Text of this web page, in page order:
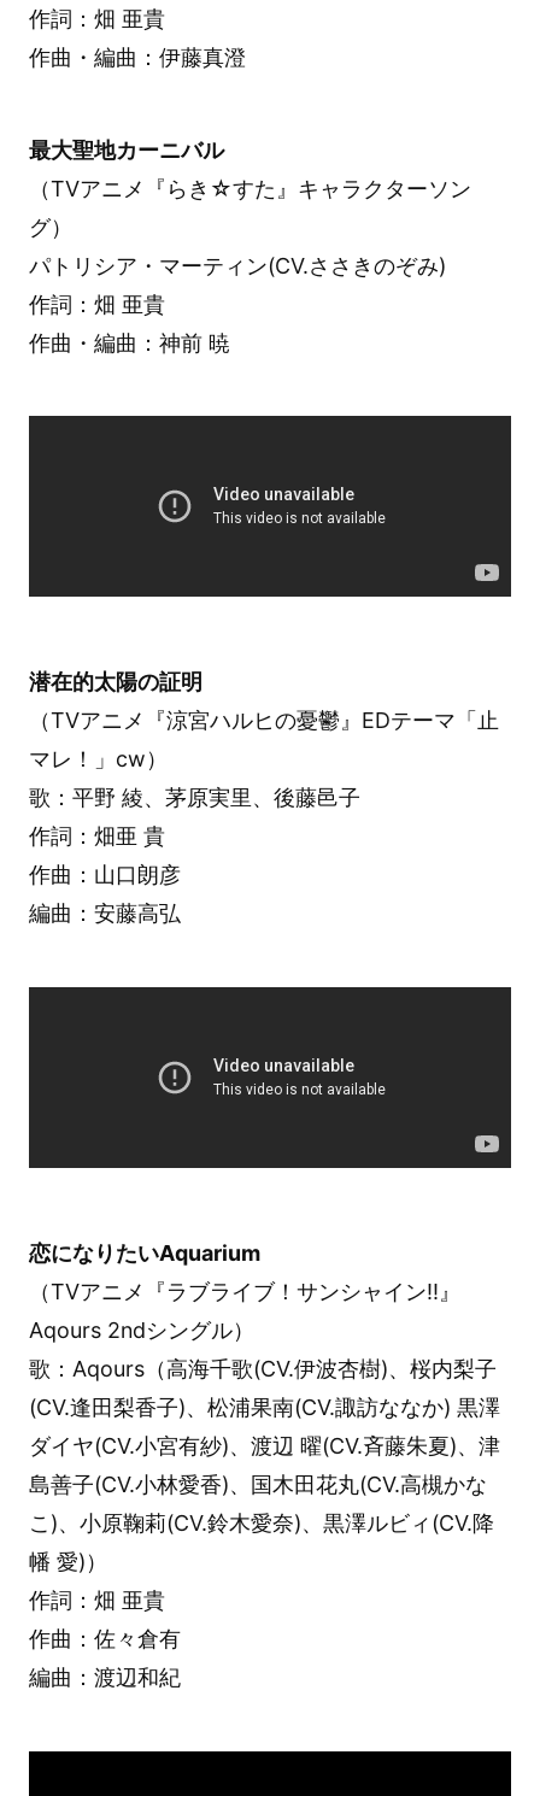
作詞：畑 亜貴
作曲・編曲：伊藤真澄
最大聖地カーニバル
（TVアニメ『らき☆すた』キャラクターソン
グ）
パトリシア・マーティン(CV.ささきのぞみ)
作詞：畑 亜貴
作曲・編曲：神前 暁
潜在的太陽の証明
（TVアニメ『涼宮ハルヒの憂鬱』EDテーマ「止
マレ！」cw）
歌：平野 綾、茅原実里、後藤邑子
作詞：畑亜 貴
作曲：山口朗彦
編曲：安藤高弘
恋になりたいAquarium
（TVアニメ『ラブライブ！サンシャイン!!』
Aqours 2ndシングル）
歌：Aqours（高海千歌(CV.伊波杏樹)、桜内梨子
(CV.逢田梨香子)、松浦果南(CV.諏訪ななか) 黒澤
ダイヤ(CV.小宮有紗)、渡辺 曜(CV.斉藤朱夏)、津
島善子(CV.小林愛香)、国木田花丸(CV.高槻かな
こ)、小原鞠莉(CV.鈴木愛奈)、黒澤ルビィ(CV.降
幡 愛)）
作詞：畑 亜貴
作曲：佐々倉有
編曲：渡辺和紀